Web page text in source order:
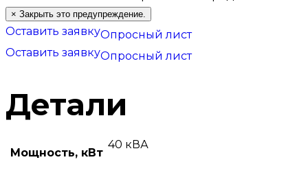
× Закрыть это предупреждение.
Оставить заявкуОпросный лист
Оставить заявкуОпросный лист
Детали
Мощность, кВт
40 кВА